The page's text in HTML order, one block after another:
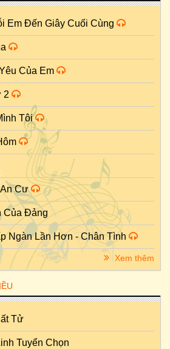
Em Đến Giây Cuối Cùng
Của Em
2
Tôi
An Cư
Của Đảng
Ngàn Lần Hơn - Chân Tình
Xem thêm
Tử
Tuyển Chọn